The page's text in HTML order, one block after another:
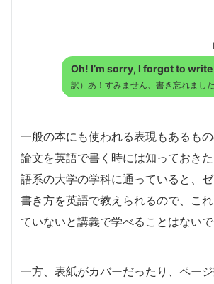
Oh! I’m sorry, I forgot to write
訳）あ！すみません、書き忘れました
一般の本にも使われる表現もあるも
論文を英語で書く時には知っておき
語系の大学の学科に通っていると、
書き方を英語で教えられるので、こ
ていないと講義で学べることはないで
一方、表紙がカバーだったり、ペー